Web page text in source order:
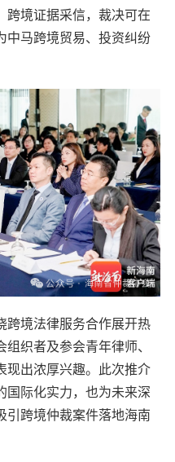
跨境证据采信，裁决可在
中马跨境贸易、投资纠纷
境法律服务合作展开热
织者及参会青年律师、
现出浓厚兴趣。此次推介
国际化实力，也为未来深
引跨境仲裁案件落地海南